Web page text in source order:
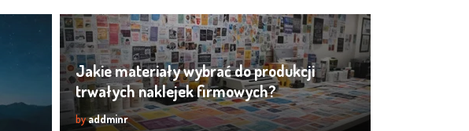
Jakie materiały wybrać do produkcji
trwałych naklejek firmowych?
byaddminr